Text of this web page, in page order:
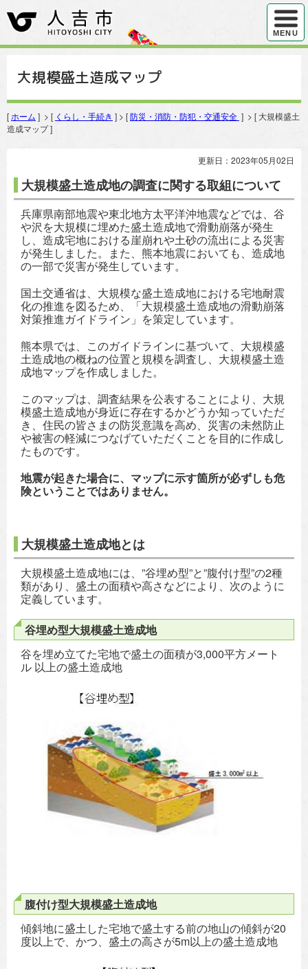
ハンバ
MENU
大規模盛土造成マップ
[ ホーム ] > [ くらし・手続き ] > [防災・消防・防犯・交通安全 ] > [ 大規模盛土
造成マップ ]
更新日：2023年05月02日
大規模盛土造成地の調査に関する取組について
兵庫県南部地震や東北地方太平洋沖地震などでは、谷
や沢を大規模に埋めた盛土造成地で滑動崩落が発生
し、造成宅地における崖崩れや土砂の流出による災害
が発生しました。また、熊本地震においても、造成地
の一部で災害が発生しています。
国土交通省は、大規模な盛土造成地における宅地耐震
化の推進を図るため、「大規模盛土造成地の滑動崩落
対策推進ガイドライン」を策定しています。
熊本県では、このガイドラインに基づいて、大規模盛
土造成地の概ねの位置と規模を調査し、大規模盛土造
成地マップを作成しました。
このマップは、調査結果を公表することにより、大規
模盛土造成地が身近に存在するかどうか知っていただ
き、住民の皆さまの防災意識を高め、災害の未然防止
や被害の軽減につなげていただくことを目的に作成し
たものです。
地震が起きた場合に、マップに示す箇所が必ずしも危
険ということではありません。
大規模盛土造成地とは
大規模盛土造成地には、”谷埋め型”と”腹付け型”の2種
類があり、盛土の面積や高さなどにより、次のように
定義しています。
谷埋め型大規模盛土造成地
谷を埋め立てた宅地で盛土の面積が3,000平方メート
ル 以上の盛土造成地
腹付け型大規模盛土造成地
傾斜地に盛土した宅地で盛土する前の地山の傾斜が20
度以上で、かつ、盛土の高さが5m以上の盛土造成地